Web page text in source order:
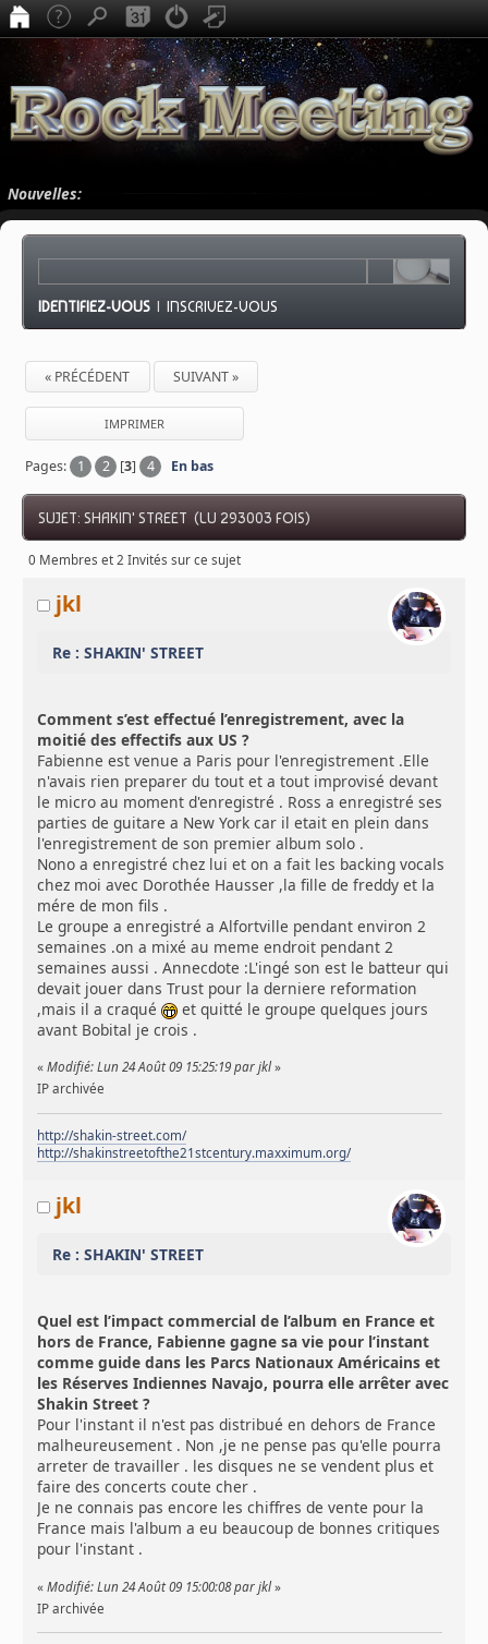
Nouvelles:
IDENTIFIEZ-VOUS |INSCRIVEZ-VOUS
« PRÉCÉDENT SUIVANT »
IMPRIMER
Pages: 1 2 [3] 4 En bas
SUJET: SHAKIN' STREET (LU 293003 FOIS)
0 Membres et 2 Invités sur ce sujet
jkl
Re : SHAKIN' STREET
Comment s’est effectué l’enregistrement, avec la
moitié des effectifs aux US ?
Fabienne est venue a Paris pour l'enregistrement .Elle
n'avais rien preparer du tout et a tout improvisé devant
le micro au moment d'enregistré . Ross a enregistré ses
parties de guitare a New York car il etait en plein dans
l'enregistrement de son premier album solo .
Nono a enregistré chez lui et on a fait les backing vocals
chez moi avec Dorothée Hausser ,la fille de freddy et la
mére de mon fils .
Le groupe a enregistré a Alfortville pendant environ 2
semaines .on a mixé au meme endroit pendant 2
semaines aussi . Annecdote :L'ingé son est le batteur qui
devait jouer dans Trust pour la derniere reformation
,mais il a craqué
et quitté le groupe quelques jours
avant Bobital je crois .
«Modifié: Lun 24 Août 09 15:25:19 par jkl»
IP archivée
http://shakin-street.com/
http://shakinstreetofthe21stcentury.maxximum.org/
jkl
Re : SHAKIN' STREET
Quel est l’impact commercial de l’album en France et
hors de France, Fabienne gagne sa vie pour l’instant
comme guide dans les Parcs Nationaux Américains et
les Réserves Indiennes Navajo, pourra elle arrêter avec
Shakin Street ?
Pour l'instant il n'est pas distribué en dehors de France
malheureusement . Non ,je ne pense pas qu'elle pourra
arreter de travailler . les disques ne se vendent plus et
faire des concerts coute cher .
Je ne connais pas encore les chiffres de vente pour la
France mais l'album a eu beaucoup de bonnes critiques
pour l'instant .
«Modifié: Lun 24 Août 09 15:00:08 par jkl»
IP archivée